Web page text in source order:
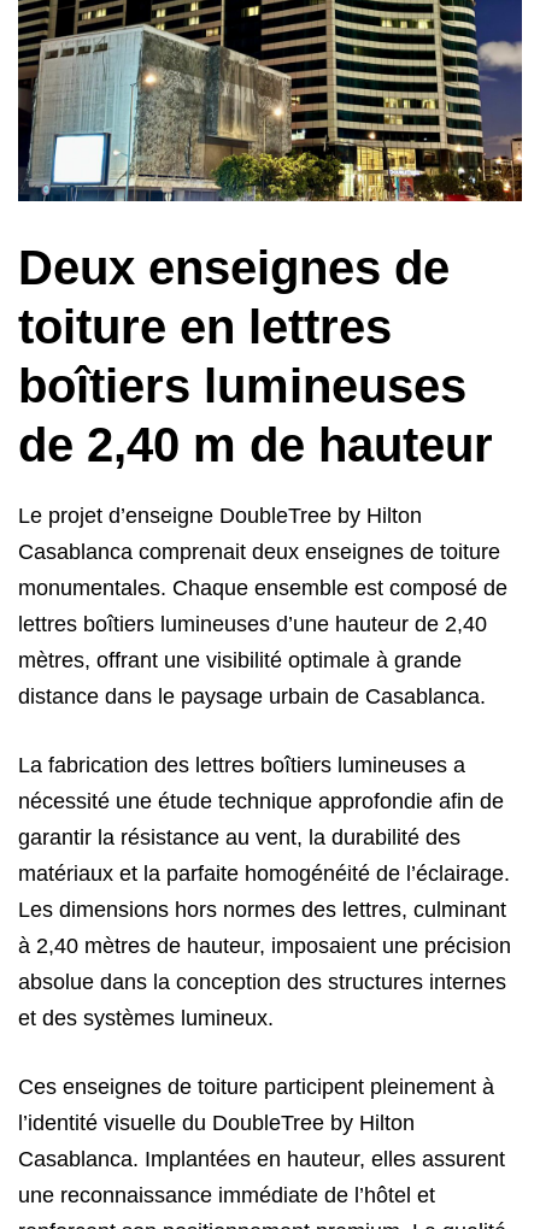
Deux enseignes de
toiture en lettres
boîtiers lumineuses
de 2,40 m de hauteur
Le projet d’enseigne DoubleTree by Hilton
Casablanca comprenait deux enseignes de toiture
monumentales. Chaque ensemble est composé de
lettres boîtiers lumineuses d’une hauteur de 2,40
mètres, offrant une visibilité optimale à grande
distance dans le paysage urbain de Casablanca.
La fabrication des lettres boîtiers lumineuses a
nécessité une étude technique approfondie afin de
garantir la résistance au vent, la durabilité des
matériaux et la parfaite homogénéité de l’éclairage.
Les dimensions hors normes des lettres, culminant
à 2,40 mètres de hauteur, imposaient une précision
absolue dans la conception des structures internes
et des systèmes lumineux.
Ces enseignes de toiture participent pleinement à
l’identité visuelle du DoubleTree by Hilton
Casablanca. Implantées en hauteur, elles assurent
une reconnaissance immédiate de l’hôtel et